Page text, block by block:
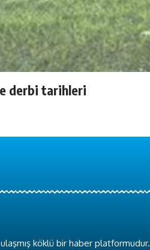
derbi tarihleri
köklü bir haber platformudur.